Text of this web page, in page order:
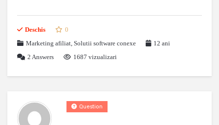
Deschis
0
Marketing afiliat, Solutii software conexe
12 ani
2 Answers 1687 vizualizari
Question